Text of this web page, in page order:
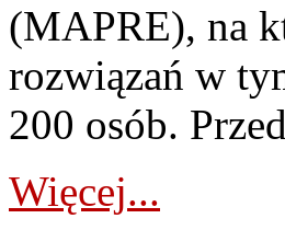
(MAPRE), na
rozwiązań w
200 osób.
Więcej...